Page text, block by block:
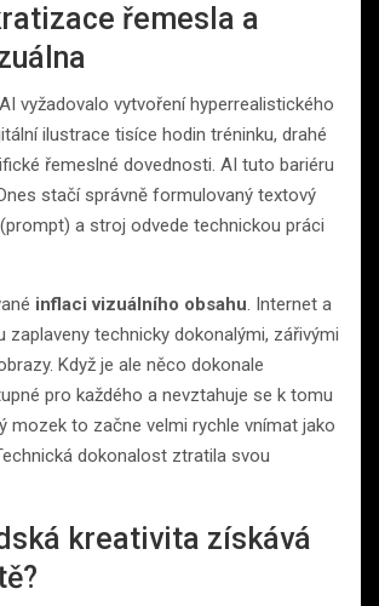
řemesla a
vyžadovalo vytvoření hyperrealistického
ilustrace tisíce hodin tréninku, drahé
řemeslné dovednosti. AI tuto bariéru
stačí správně formulovaný textový
a stroj odvede technickou práci
inflaci vizuálního obsahu. Internet a
zaplaveny technicky dokonalými, zářivými
Když je ale něco dokonale
pro každého a nevztahuje se k tomu
mozek to začne velmi rychle vnímat jako
dokonalost ztratila svou
kreativita získává